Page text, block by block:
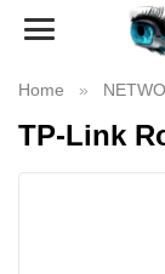
Toggle
Home
TP-Link